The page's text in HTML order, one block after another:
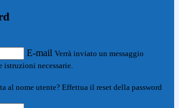
E-mail Verrà inviato un messaggio
necessarie.
al nome utente? Effettua il reset della password